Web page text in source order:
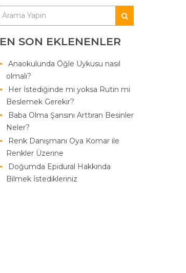
EN SON EKLENENLER
Anaokulunda Öğle Uykusu nasıl
olmalı?
Her İstediğinde mi yoksa Rutin mi
Beslemek Gerekir?
Baba Olma Şansını Arttıran Besinler
Neler?
Renk Danışmanı Oya Komar ile
Renkler Üzerine
Doğumda Epidural Hakkında
Bilmek İstedikleriniz